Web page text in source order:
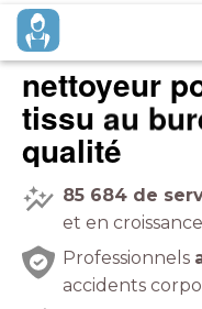
nettoyeur
tissuau
qualité
85 684 de
et en
Professionnels
accidents